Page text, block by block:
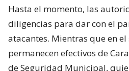
Hasta el momento, las
diligencias para dar con el
atacantes. Mientras que en
permanecen efectivos de
de Seguridad Municipal,